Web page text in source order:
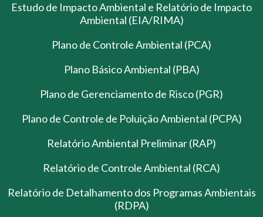
Estudo de Impacto Ambiental e Relatório de Impacto
Ambiental (EIA/RIMA)
Plano de Controle Ambiental (PCA)
Plano Básico Ambiental (PBA)
Plano de Gerenciamento de Risco (PGR)
Plano de Controle de Poluição Ambiental (PCPA)
Relatório Ambiental Preliminar (RAP)
Relatório de Controle Ambiental (RCA)
Relatório de Detalhamento dos Programas Ambientais
(RDPA)